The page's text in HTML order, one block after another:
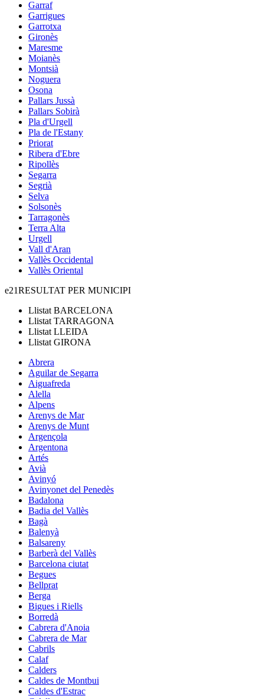
Garraf
Garrigues
Garrotxa
Gironès
Maresme
Moianès
Montsià
Noguera
Osona
Pallars Jussà
Pallars Sobirà
Pla d'Urgell
Pla de l'Estany
Priorat
Ribera d'Ebre
Ripollès
Segarra
Segrià
Selva
Solsonès
Tarragonès
Terra Alta
Urgell
Vall d'Aran
Vallès Occidental
Vallès Oriental
e21RESULTAT PER MUNICIPI
Llistat BARCELONA
Llistat TARRAGONA
Llistat LLEIDA
Llistat GIRONA
Abrera
Aguilar de Segarra
Aiguafreda
Alella
Alpens
Arenys de Mar
Arenys de Munt
Argençola
Argentona
Artés
Avià
Avinyó
Avinyonet del Penedès
Badalona
Badia del Vallès
Bagà
Balenyà
Balsareny
Barberà del Vallès
Barcelona ciutat
Begues
Bellprat
Berga
Bigues i Riells
Borredà
Cabrera d'Anoia
Cabrera de Mar
Cabrils
Calaf
Calders
Caldes de Montbui
Caldes d'Estrac